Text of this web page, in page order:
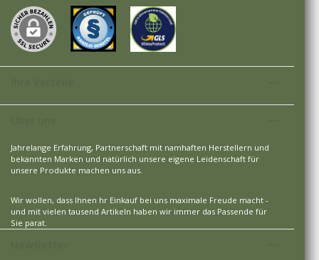
Jahrelange Erfahrung, Partnerschaft mit namhaften Herstellern und
bekannten Marken und natürlich unsere eigene Leidenschaft für
unsere Produkte machen uns aus.
Wir wollen, dass Ihnen hr Einkauf bei uns maximale Freude macht -
und mit vielen tausend Artikeln haben wir immer das Passende für
Sie parat.